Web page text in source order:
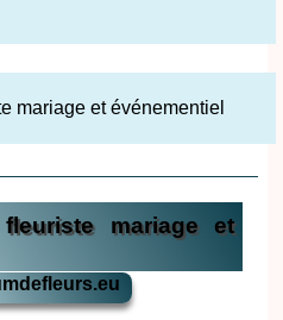
mariage et événementiel
mariage et